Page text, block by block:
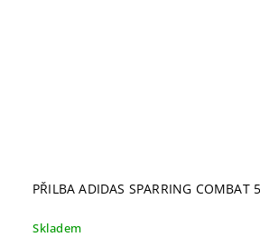
PŘILBA ADIDAS SPARRING COMBAT
Skladem